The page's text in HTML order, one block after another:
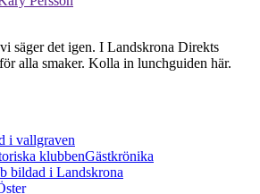
säger det igen. I Landskrona Direkts
alla smaker. Kolla in lunchguiden här.
i vallgraven
klubbenGästkrönika
bildad i Landskrona